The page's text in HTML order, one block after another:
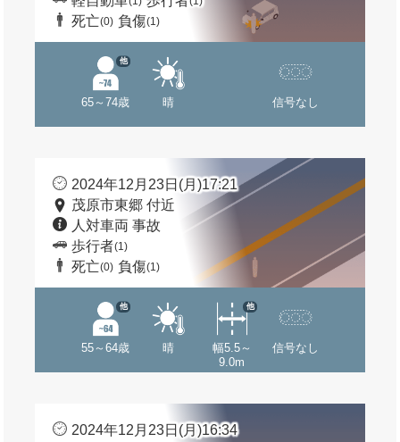
死亡(0) 負傷(1)
65～74歳
他
晴 信号なし
2024年12月23日(月)17:21
茂原市東郷 付近
人対車両 事故
歩行者(1)
死亡(0) 負傷(1)
55～64歳
他
晴
幅5.5～
9.0m
他
信号なし
2024年12月23日(月)16:34